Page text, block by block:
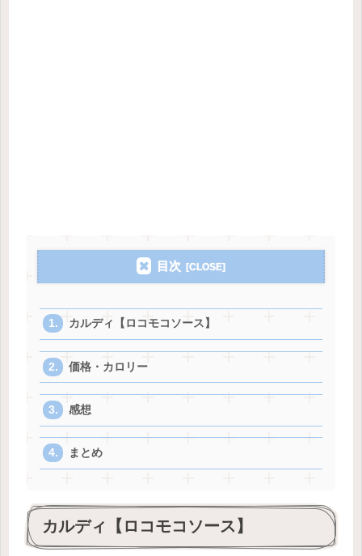
目次
カルディ【ロコモコソース】
価格・カロリー
感想
まとめ
カルディ【ロコモコソース】